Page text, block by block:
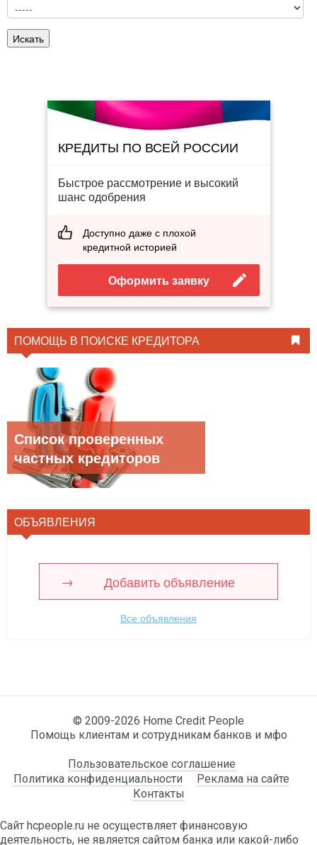
КРЕДИТЫ ПО ВСЕЙ РОССИИ
Быстрое рассмотрение и высокий
шанс одобрения
Доступно даже с плохой
кредитной историей
Оформить заявку
ПОМОЩЬ В ПОИСКЕ КРЕДИТОРА
Список проверенных
частных кредиторов
ОБЪЯВЛЕНИЯ
Добавить объявление
Все объявления
© 2009-2026 Home Credit People
Помощь клиентам и сотрудникам банков и мфо
Пользовательское соглашение
Политика конфиденциальности
Реклама на сайте
Контакты
Сайт hcpeople.ru не осуществляет финансовую
деятельность, не является сайтом банка или какой-либо